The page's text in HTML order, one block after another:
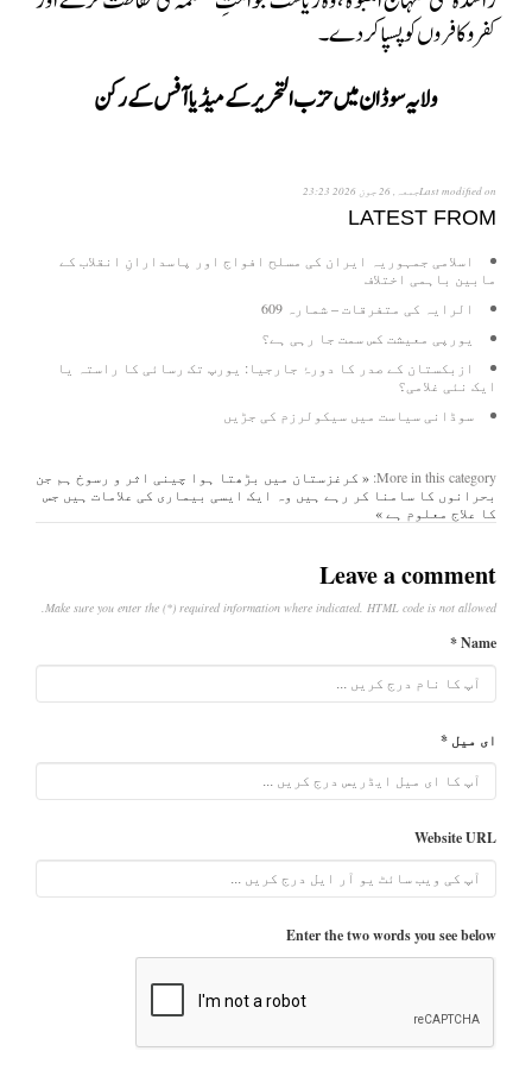
کفر و کافروں کو پسپا کر دے۔
ولایہ سوڈانمیں حزب التحریر کے میڈیا آفس کے رکن
Last modified onجمعہ, 26 جون 2026 23:23
LATEST FROM
اسلامی جمہوریہ ایران کی مسلح افواج اور پاسدارانِ انقلاب کے
مابین باہمی اختلاف
الرایہ کی متفرقات – شمارہ 609
یورپی معیشت کس سمت جا رہی ہے؟
ازبکستان کے صدر کا دورۂ جارجیا: یورپ تک رسائی کا راستہ یا
ایک نئی غلامی؟
سوڈانی سیاست میں سیکولرزم کی جڑیں
More in this category: « کرغزستان میں بڑھتا ہوا چینی اثر و رسوخ
ہم جن
بحرانوں کا سامنا کر رہے ہیں وہ ایک ایسی بیماری کی علامات ہیں جس
کا علاج معلوم ہے »
Leave a comment
Make sure you enter the (*) required information where indicated. HTML code is not allowed.
Name *
ای میل *
Website URL
Enter the two words you see below